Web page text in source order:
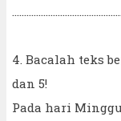
4. Bacalah teks
dan 5!
Pada hari